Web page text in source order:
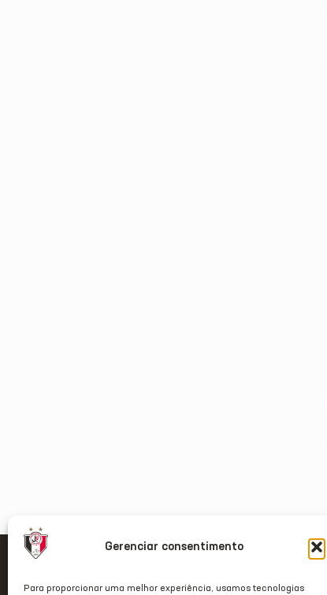
Gerenciar consentimento
Para proporcionar uma melhor experiência, usamos tecnologias